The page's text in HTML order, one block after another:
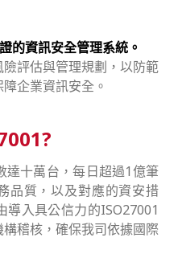
的資訊安全管理系統。
評估與管理規劃，以防範
企業資訊安全。
達十萬台，每日超過1億筆
品質，以及對應的資安措
入具公信力的ISO27001
稽核，確保我司依據國際